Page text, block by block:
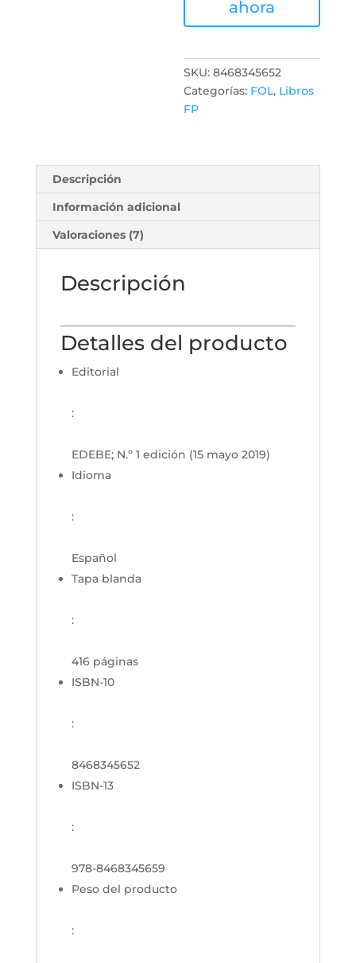
ahora
SKU:8468345652
Categorías: FOL, Libros
FP
Descripción
Información adicional
Valoraciones (7)
Descripción
Detalles del producto
Editorial
:
EDEBE; N.º 1 edición (15 mayo 2019)
Idioma
:
Español
Tapa blanda
:
416 páginas
ISBN-10
:
8468345652
ISBN-13
:
978-8468345659
Peso del producto
: